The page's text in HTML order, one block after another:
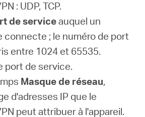
: UDP, TCP.
de serviceauquel un
connecte ; le numéro de port
entre 1024 et 65535.
port de service.
Masque de réseau,
d'adresses IP que le
peut attribuer à l'appareil.